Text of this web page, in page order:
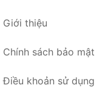
Giới thiệu
Chính sách bảo mật
Điều khoản sử dụng